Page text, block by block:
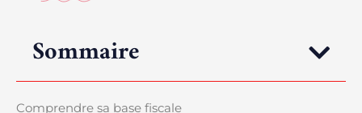
Sommaire
Comprendre sa base fiscale